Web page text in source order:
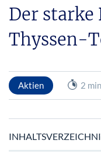
Der starke
Thyssen-
Aktien 2